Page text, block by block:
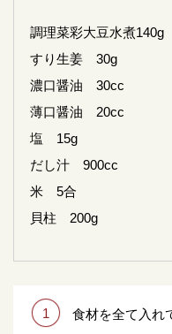
調理菜彩大豆水煮
すり生姜 30g
濃口醤油 30cc
薄口醤油 20cc
塩 15g
だし汁 900cc
米 5合
貝柱 200g
1 食材を全て入れ